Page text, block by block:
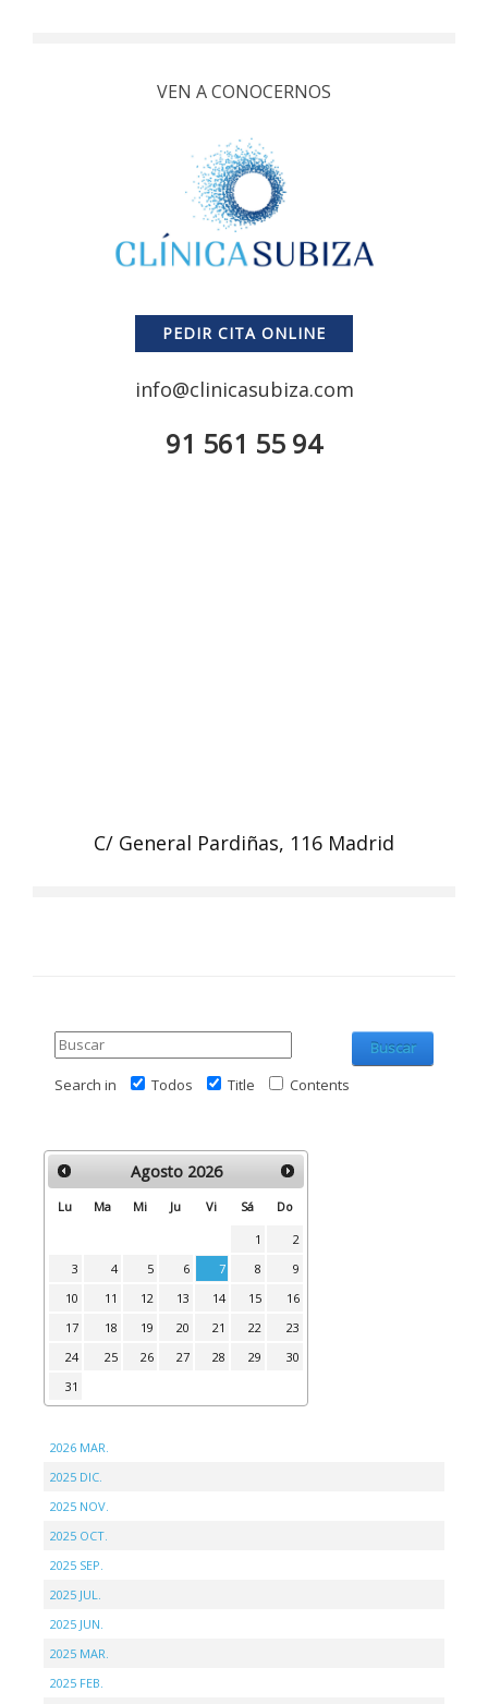
VEN A CONOCERNOS
PEDIR CITA ONLINE
info@clinicasubiza.com
91 561 55 94
C/ General Pardiñas, 116 Madrid
Buscar
Search in
Todos Title Contents
Agosto 2026
Lu Ma Mi Ju Vi Sá Do
1
2
3
4 5 6 7 8
9
10
11 12 13 14 15
16
17
18 19 20 21 22
23
24
25 26 27 28 29
30
31
2026 MAR.
2025 DIC.
2025 NOV.
2025 OCT.
2025 SEP.
2025 JUL.
2025 JUN.
2025 MAR.
2025 FEB.